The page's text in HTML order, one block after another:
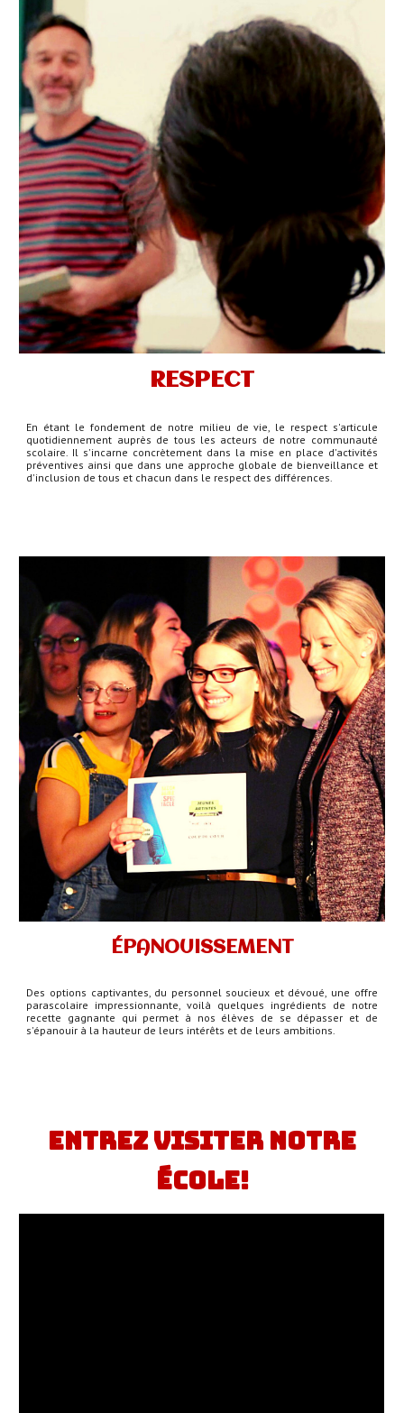
RESPECT
En étant le fondement de notre milieu de vie, le respect s'articule
quotidiennement auprès de tous les acteurs de notre communauté
scolaire. Il s'incarne concrètement dans la mise en place d'activités
préventives ainsi que dans une approche globale de bienveillance et
d'inclusion de tous et chacun dans le respect des différences.
ÉPANOUISSEMENT
Des options captivantes, du personnel soucieux et dévoué, une offre
parascolaire impressionnante, voilà quelques ingrédients de notre
recette gagnante qui permet à nos élèves de se dépasser et de
s'épanouir à la hauteur de leurs intérêts et de leurs ambitions.
Entrez visiter notre
école!